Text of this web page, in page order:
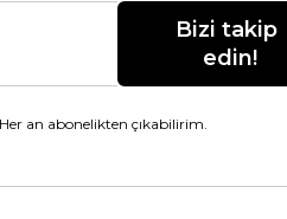
Bizi takip
edin!
an abonelikten çıkabilirim.